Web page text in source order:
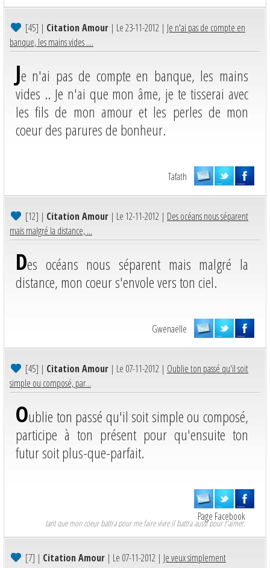
[45] | Citation Amour | Le 23-11-2012 | Je n'ai pas de compte en
banque, les mains vides ....
Je n'ai pas de compte en banque, les mains
vides .. Je n'ai que mon âme, je te tisserai avec
les fils de mon amour et les perles de mon
coeur des parures de bonheur.
Tafath
[12] | Citation Amour | Le 12-11-2012 | Des océans nous séparent
mais malgré la distance, ...
Des océans nous séparent mais malgré la
distance, mon coeur s'envole vers ton ciel.
Gwenaëlle
[45] | Citation Amour | Le 07-11-2012 | Oublie ton passé qu'il soit
simple ou composé, par...
Oublie ton passé qu'il soit simple ou composé,
participe à ton présent pour qu'ensuite ton
futur soit plus-que-parfait.
Page Facebook
tant que mon coeur battra pour me faire vivre il battra aussi pour t'aimer.
[7] | Citation Amour | Le 07-11-2012 | Je veux simplement